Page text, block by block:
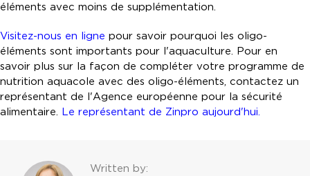
éléments avec moins de supplémentation.
Visitez-nous en ligne pour savoir pourquoi les oligo-
éléments sont importants pour l'aquaculture. Pour en
savoir plus sur la façon de compléter votre programme de
nutrition aquacole avec des oligo-éléments, contactez un
représentant de l'Agence européenne pour la sécurité
alimentaire. Le représentant de Zinpro aujourd'hui.
Written by: